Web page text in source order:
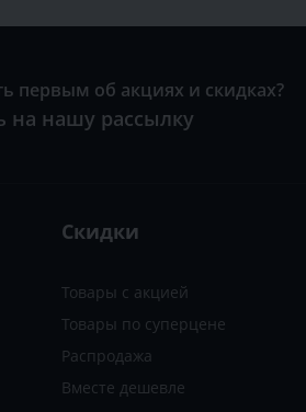
первым об акциях и скидках?
на нашу рассылку
Скидки
Товары с акцией
Товары по суперцене
Распродажа
Вместе дешевле